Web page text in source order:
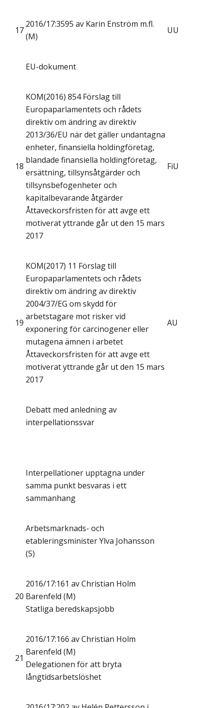
17
2016/17:3595 av Karin Enström m.fl.
(M)
UU
EU-dokument
18
KOM(2016) 854 Förslag till
Europaparlamentets och rådets
direktiv om ändring av direktiv
2013/36/EU när det gäller undantagna
enheter, finansiella holdingföretag,
blandade finansiella holdingföretag,
ersättning, tillsynsåtgärder och
tillsynsbefogenheter och
kapitalbevarande åtgärder
Åttaveckorsfristen för att avge ett
motiverat yttrande går ut den 15 mars
2017
FiU
19
KOM(2017) 11 Förslag till
Europaparlamentets och rådets
direktiv om ändring av direktiv
2004/37/EG om skydd för
arbetstagare mot risker vid
exponering för carcinogener eller
mutagena ämnen i arbetet
Åttaveckorsfristen för att avge ett
motiverat yttrande går ut den 15 mars
2017
AU
Debatt med anledning av
interpellationssvar
Interpellationer upptagna under
samma punkt besvaras i ett
sammanhang
Arbetsmarknads- och
etableringsminister Ylva Johansson
(S)
20
2016/17:161 av Christian Holm
Barenfeld (M)
Statliga beredskapsjobb
21
2016/17:166 av Christian Holm
Barenfeld (M)
Delegationen för att bryta
långtidsarbetslöshet